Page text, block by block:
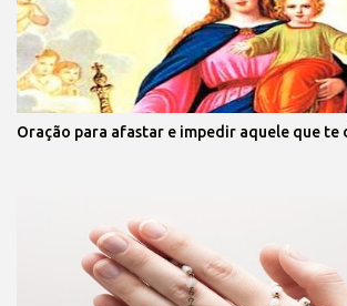
Oração para afastar e impedir aquele que te